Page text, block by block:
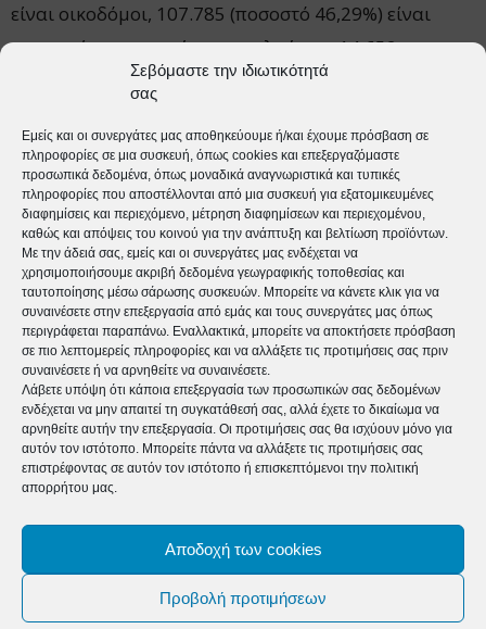
Σεβόμαστε την ιδιωτικότητά
σας
Εμείς και οι συνεργάτες μας αποθηκεύουμε ή/και έχουμε πρόσβαση σε
πληροφορίες σε μια συσκευή, όπως cookies και επεξεργαζόμαστε
προσωπικά δεδομένα, όπως μοναδικά αναγνωριστικά και τυπικές
πληροφορίες που αποστέλλονται από μια συσκευή για εξατομικευμένες
διαφημίσεις και περιεχόμενο, μέτρηση διαφημίσεων και περιεχομένου,
καθώς και απόψεις του κοινού για την ανάπτυξη και βελτίωση προϊόντων.
Με την άδειά σας, εμείς και οι συνεργάτες μας ενδέχεται να
χρησιμοποιήσουμε ακριβή δεδομένα γεωγραφικής τοποθεσίας και
ταυτοποίησης μέσω σάρωσης συσκευών. Μπορείτε να κάνετε κλικ για να
συναινέσετε στην επεξεργασία από εμάς και τους συνεργάτες μας όπως
περιγράφεται παραπάνω. Εναλλακτικά, μπορείτε να αποκτήσετε πρόσβαση
σε πιο λεπτομερείς πληροφορίες και να αλλάξετε τις προτιμήσεις σας πριν
συναινέσετε ή να αρνηθείτε να συναινέσετε.
Λάβετε υπόψη ότι κάποια επεξεργασία των προσωπικών σας δεδομένων
ενδέχεται να μην απαιτεί τη συγκατάθεσή σας, αλλά έχετε το δικαίωμα να
αρνηθείτε αυτήν την επεξεργασία. Οι προτιμήσεις σας θα ισχύουν μόνο για
αυτόν τον ιστότοπο. Μπορείτε πάντα να αλλάξετε τις προτιμήσεις σας
επιστρέφοντας σε αυτόν τον ιστότοπο ή επισκεπτόμενοι την πολιτική
απορρήτου μας.
Αποδοχή των cookies
Προβολή προτιμήσεων
είναι οικοδόμοι, 107.785 (ποσοστό 46,29%) είναι
εποχικοί τουριστικών επαγγελμάτων, 14.652
(ποσοστό 6,29%) είναι εποχικοί λοιποί (αγροτικά),
(ποσοστό 0,11%) είναι λοιποί.
tweet
Προηγούμενο άρθρο
Ελλάδα – Ρωσία 13-10: Η
Εθνική πόλο ανδρών
προκρίθηκε στους
Ολυμπιακούς Αγώνες του
Επόμενο άρθρο
Εξαδάκτυλος: Πάνω από 8% του
ελληνικού πληθυσμού έχει
ανοσία στον κορωνοϊό